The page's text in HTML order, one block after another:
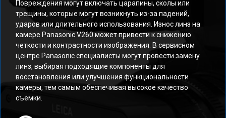
Повреждения могут включать царапины, сколы или
трещины, которые могут возникнуть из-за падений,
ударов или длительного использования. Износ линз на
камере Panasonic V260 может привести к снижению
четкости и контрастности изображения. В сервисном
центре Panasonic специалисты могут провести замену
линз, выбирая подходящие компоненты для
восстановления или улучшения функциональности
камеры, тем самым обеспечивая высокое качество
съемки.